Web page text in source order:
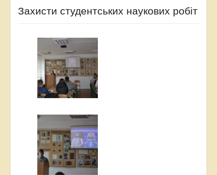
Захисти студентських наукових робіт